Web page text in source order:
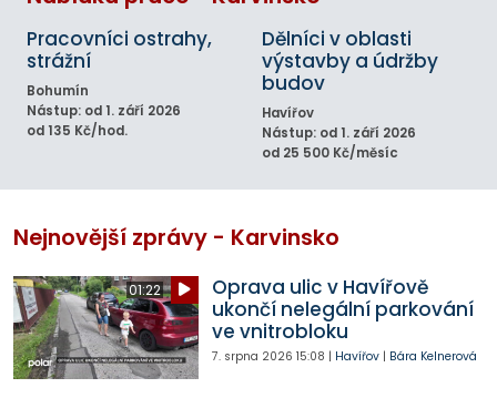
Pracovníci ostrahy,
strážní
Bohumín
Nástup: od 1. září 2026
od 135 Kč/hod.
Dělníci v oblasti
výstavby a údržby
budov
Havířov
Nástup: od 1. září 2026
od 25 500 Kč/měsíc
Nejnovější zprávy - Karvinsko
01:22
Oprava ulic v Havířově
ukončí nelegální parkování
ve vnitrobloku
7. srpna 2026 15:08 | Havířov| Bára Kelnerová